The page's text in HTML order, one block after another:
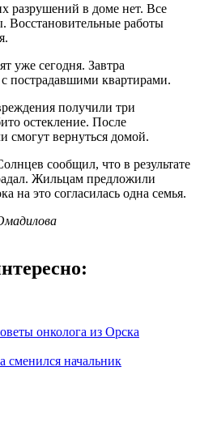
разрушений в доме нет. Все
работы
уже сегодня. Завтра
пострадавшими квартирами.
получили три
остекление. После
смогут вернуться домой.
сообщил, что в результате
Жильцам предложили
на это согласилась одна семья.
онколога из Орска
сменился начальник